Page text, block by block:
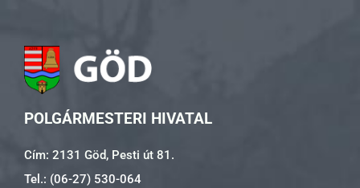
POLGÁRMESTERI HIVATAL
Cím: 2131 Göd, Pesti út 81.
Tel.: (06-27) 530-064